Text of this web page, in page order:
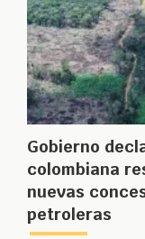
Gobierno
colombiana
nuevas
petroleras